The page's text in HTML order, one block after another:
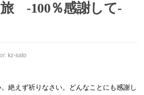
-100％感謝して-
kz-sato
絶えず祈りなさい。どんなことにも感謝し